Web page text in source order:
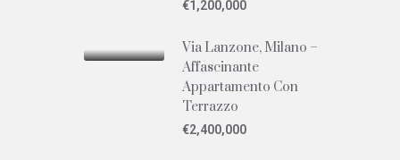
€1,200,000
Via Lanzone, Milano –
Affascinante
Appartamento Con
Terrazzo
€2,400,000